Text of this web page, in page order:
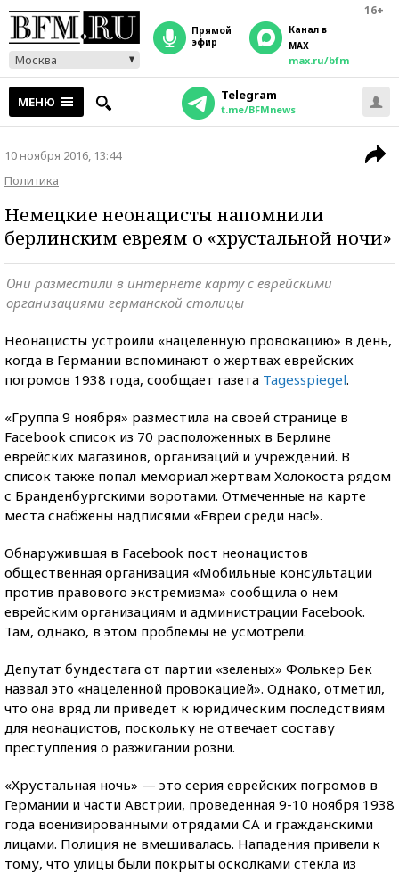
16+
Москва
прямой
эфир
Канал в
MAX
max.ru/bfm
МЕНЮ Telegram
t.me/BFMnews
10 ноября 2016, 13:44
Политика
Немецкие неонацисты напомнили
берлинским евреям о «хрустальной ночи»
Они разместили в интернете карту с еврейскими
организациями германской столицы
Неонацисты устроили «нацеленную провокацию» в день,
когда в Германии вспоминают о жертвах еврейских
погромов 1938 года, сообщает газета Tagesspiegel.
«Группа 9 ноября» разместила на своей странице в
Facebook список из 70 расположенных в Берлине
еврейских магазинов, организаций и учреждений. В
список также попал мемориал жертвам Холокоста рядом
с Бранденбургскими воротами. Отмеченные на карте
места снабжены надписями «Евреи среди нас!».
Обнаружившая в Facebook пост неонацистов
общественная организация «Мобильные консультации
против правового экстремизма» сообщила о нем
еврейским организациям и администрации Facebook.
Там, однако, в этом проблемы не усмотрели.
Депутат бундестага от партии «зеленых» Фолькер Бек
назвал это «нацеленной провокацией». Однако, отметил,
что она вряд ли приведет к юридическим последствиям
для неонацистов, поскольку не отвечает составу
преступления о разжигании розни.
«Хрустальная ночь» — это серия еврейских погромов в
Германии и части Австрии, проведенная 9-10 ноября 1938
года военизированными отрядами СА и гражданскими
лицами. Полиция не вмешивалась. Нападения привели к
тому, что улицы были покрыты осколками стекла из